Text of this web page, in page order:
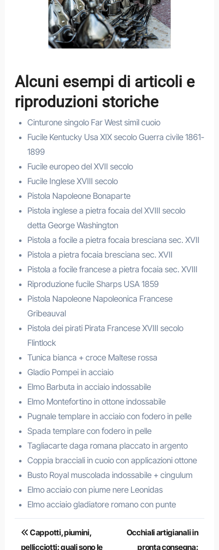
Alcuni esempi di articoli e
riproduzioni storiche
Cinturone singolo Far West simil cuoio
Fucile Kentucky Usa XIX secolo Guerra civile 1861-
1899
Fucile europeo del XVII secolo
Fucile Inglese XVIII secolo
Pistola Napoleone Bonaparte
Pistola inglese a pietra focaia del XVIII secolo
detta George Washington
Pistola a focile a pietra focaia bresciana sec. XVII
Pistola a pietra focaia bresciana sec. XVII
Pistola a focile francese a pietra focaia sec. XVIII
Riproduzione fucile Sharps USA 1859
Pistola Napoleone Napoleonica Francese
Gribeauval
Pistola dei pirati Pirata Francese XVIII secolo
Flintlock
Tunica bianca + croce Maltese rossa
Gladio Pompei in acciaio
Elmo Barbuta in acciaio indossabile
Elmo Montefortino in ottone indossabile
Pugnale templare in acciaio con fodero in pelle
Spada templare con fodero in pelle
Tagliacarte daga romana placcato in argento
Coppia bracciali in cuoio con applicazioni ottone
Busto Royal muscolada indossabile + cingulum
Elmo acciaio con piume nere Leonidas
Elmo acciaio gladiatore romano con punte
Navigazione
Cappotti, piumini,
pellicciotti: quali sono le
Occhiali artigianali in
pronta consegna: